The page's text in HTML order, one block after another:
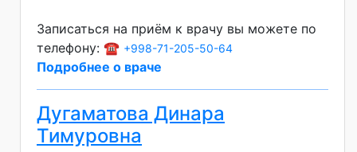
Записаться на приём к врачу вы можете по
телефону: ☎️ +998-71-205-50-64
Подробнее о враче
Дугаматова Динара
Тимуровна